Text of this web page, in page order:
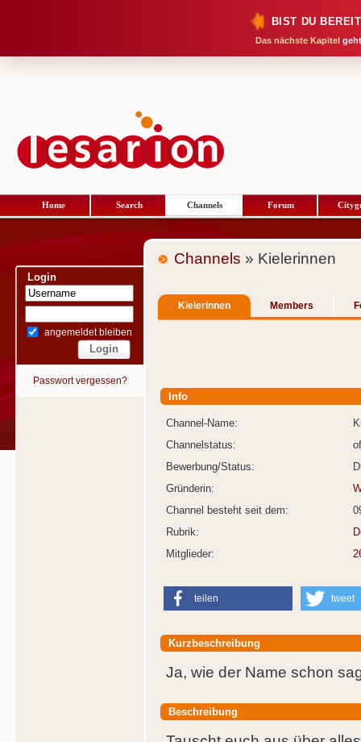
BIST DU
Das nächste Kapitel
Home Search Channels Forum
Login
angemeldet bleiben
Passwort vergessen?
Channels » Kielerinnen
Kielerinnen Members
Info
Channel-Name:
Channelstatus:
Bewerbung/Status:
Gründerin:
Channel besteht seit dem:
Rubrik:
Mitglieder:
teilen tweet
Kurzbeschreibung
Ja, wie der Name schon
Beschreibung